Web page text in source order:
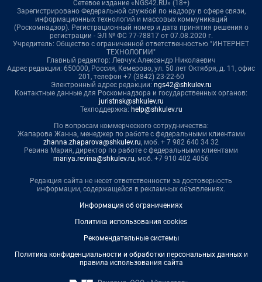
Сетевое издание «NGS42.RU» (18+)
Зарегистрировано Федеральной службой по надзору в сфере связи,
информационных технологий и массовых коммуникаций
(Роскомнадзор). Регистрационный номер и дата принятия решения о
регистрации - ЭЛ № ФС 77-78817 от 07.08.2020 г.
Учредитель: Общество с ограниченной ответственностью "ИНТЕРНЕТ
ТЕХНОЛОГИИ"
Главный редактор: Левчук Александр Николаевич
Адрес редакции: 650000, Россия, Кемерово, ул. 50 лет Октября, д. 11, офис
201, телефон +7 (3842) 23-22-60
Электронный адрес редакции: ngs42@shkulev.ru
Контактные данные для Роскомнадзора и государственных органов:
juristnsk@shkulev.ru
Техподдержка: help@shkulev.ru
По вопросам коммерческого сотрудничества:
Жапарова Жанна, менеджер по работе с федеральными клиентами
zhanna.zhaparova@shkulev.ru, моб. + 7 982 640 34 32
Ревина Мария, директор по работе с федеральными клиентами
mariya.revina@shkulev.ru, моб. +7 910 402 4056
Редакция сайта не несет ответственности за достоверность
информации, содержащейся в рекламных объявлениях.
Информация об ограничениях
Политика использования cookies
Рекомендательные системы
Политика конфиденциальности и обработки персональных данных и
правила использования сайта